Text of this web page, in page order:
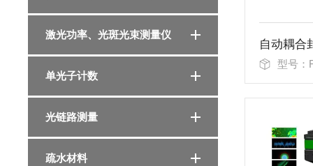
激光功率、光斑光束测量仪
单光子计数
光链路测量
疏水材料
自动耦合
型号：